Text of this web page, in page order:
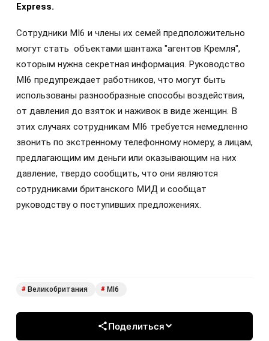
Express.
Сотрудники MI6 и члены их семей предположительно
могут стать объектами шантажа "агентов Кремля",
которым нужна секретная информация. Руководство
MI6 предупреждает работников, что могут быть
использованы разнообразные способы воздействия,
от давления до взяток и наживок в виде женщин. В
этих случаях сотрудникам MI6 требуется немедленно
звонить по экстренному телефонному номеру, а лицам,
предлагающим им деньги или оказывающим на них
давление, твердо сообщить, что они являются
сотрудниками британского МИД и сообщат
руководству о поступивших предложениях.
# Великобритания # MI6
Поделиться